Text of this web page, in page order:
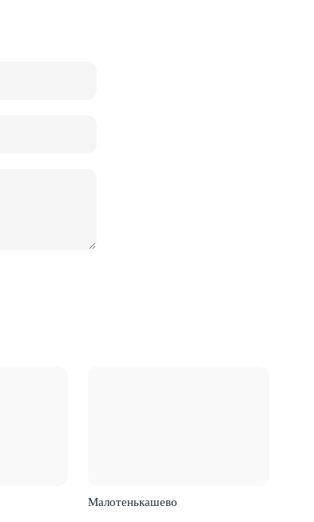
Малотенькашево